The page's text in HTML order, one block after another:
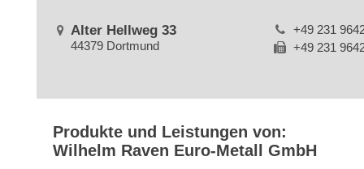
Alter Hellweg 33
44379 Dortmund
+49 231
+49 231
Produkte und Leistungen von:
Wilhelm Raven Euro-Metall GmbH